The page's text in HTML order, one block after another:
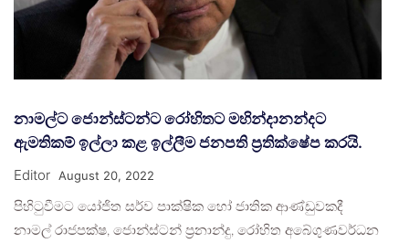
නාමල්ට ජොන්ස්ටන්ට රෝහිතට මහින්දානන්දට
ඇමතිකම් ඉල්ලා කළ ඉල්ලීම ජනපති ප්‍රතික්ෂේප කරයි.
Editor August 20, 2022
පිහිටුවීමට යෝජිත සර්ව පාක්ෂික හෝ ජාතික ආණ්ඩුවකදී
නාමල් රාජපක්ෂ, ජොන්ස්ටන් ප්‍රනාන්දු, රෝහිත අබේගුණවර්ධන